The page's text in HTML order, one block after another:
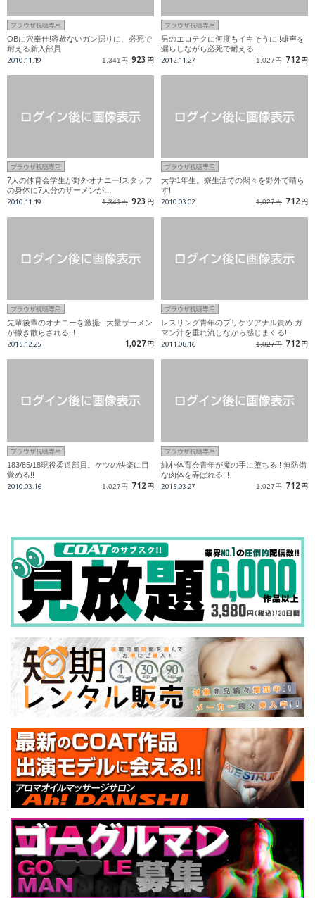
ブラウザ視聴専用
OBに穴奉仕!容赦ないガン掘りに、必死で
耐える新入部員
2010.11.19 1,341円 923 円
ブラウザ視聴専用
男のエロテクに何度もイキそうに!!雄声を
漏らしながら必死で耐える!!!
2012.11.27 1,027円 712 円
ブラウザ視聴専用
7人の体育会学生が野外オナニー!スタッフ
の身体に7人分のザーメンが…
2010.11.19 1,341円 923 円
ブラウザ視聴専用
大学1年生。寮生活での悶々を野外で晴ら
す!
2010.03.02 1,027円 712 円
ブラウザ視聴専用
先輩後輩のオナニーを激撮!! 大量ザーメン
が撒き散らされる!!!
2015.12.25 1,027 円
ブラウザ視聴専用
レスリング青年のプリケツアナル責め ガ
マン汁を垂れ流しながら感じまくる!!
2011.08.16 1,027円 712 円
ブラウザ視聴専用
183/85/18現役柔道部員。ケツの快楽に目
覚める!!
2010.03.16 1,027円 712 円
ブラウザ視聴専用
純朴体育会青年が魔の手に堕ちる!! 無防備
な肉体を弄ばれる!!!
2015.03.27 1,027円 712 円